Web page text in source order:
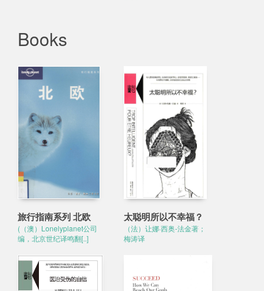
Books
旅行指南系列 北欧
(（澳）Lonelyplanet公司
编，北京世纪译鸣翻[..]
太聪明所以不幸福？
（法）让娜·西奥-法金著；
梅涛译